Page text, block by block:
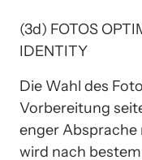
(3d) FOTOS
IDENTITY
Die Wahl des
Vorbereitung
enger
wird nach